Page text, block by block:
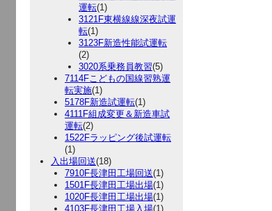
運転(1)
3121F東横線線深夜試運
転(1)
3123F新造性能試運転
(2)
3020系乗務員教習(5)
7114Fこどもの国線習熟運
転実施(1)
5178F新造試運転(1)
4111F組成変更＆新造車試
運転(2)
1522Fラッピング後試運転
(1)
入出場回送(18)
7910F長津田工場回送(1)
1501F長津田工場出場(1)
1020F長津田工場出場(1)
4103F長津田工場入場(1)